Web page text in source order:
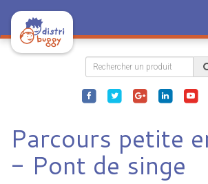
Parcours petite
- Pont de singe